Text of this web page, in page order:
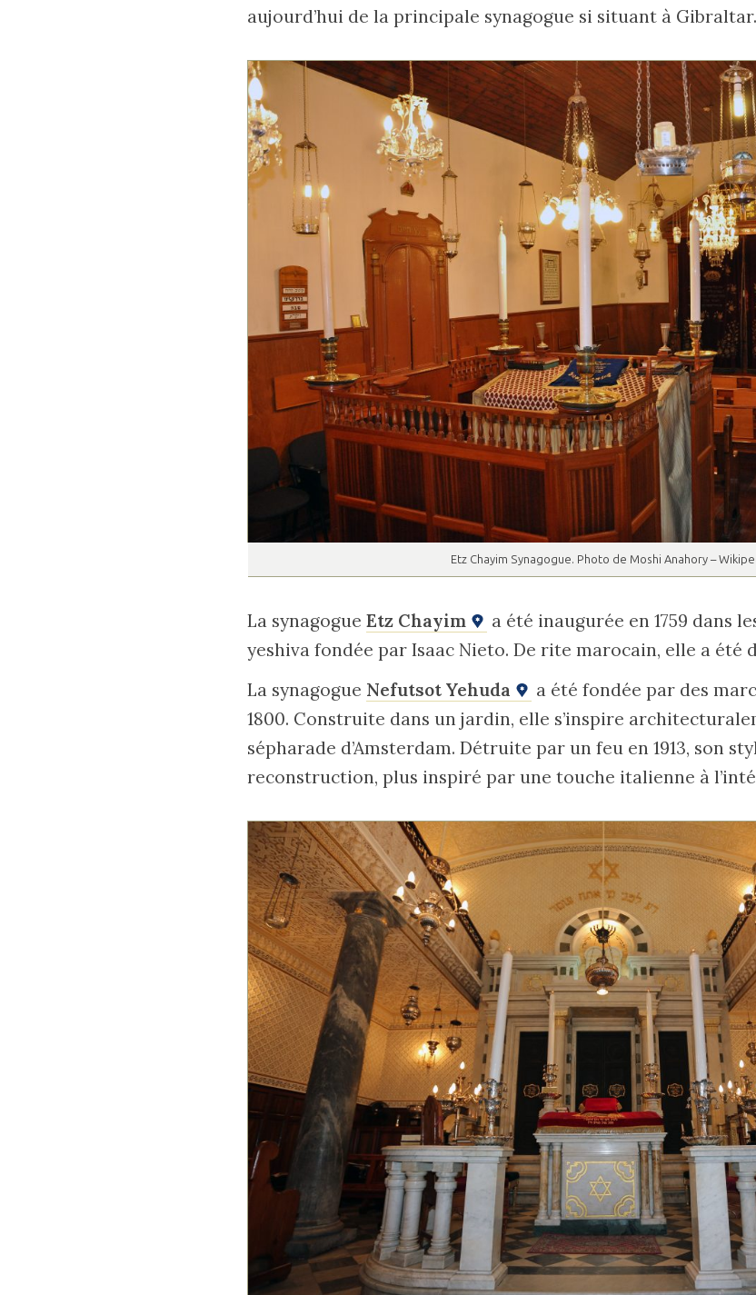
aujourd’hui de la principale synagogue si situant à Gibraltar.
Etz Chayim Synagogue. Photo de Moshi Anahory –
La synagogue Etz Chayim
a été inaugurée en 1759 dans
yeshiva fondée par Isaac Nieto. De rite marocain, elle a
La synagogue Nefutsot Yehuda
a été fondée par des
1800. Construite dans un jardin, elle s’inspire
sépharade d’Amsterdam. Détruite par un feu en 1913, son
reconstruction, plus inspiré par une touche italienne à